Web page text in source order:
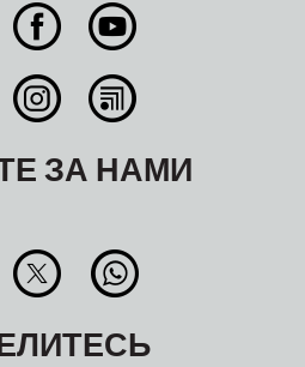
ЗА НАМИ